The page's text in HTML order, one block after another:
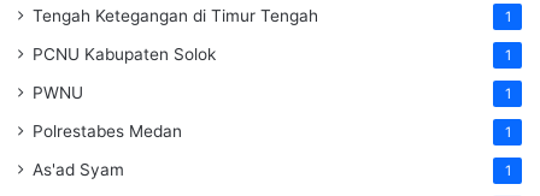
Tengah Ketegangan di Timur Tengah 1
PCNU Kabupaten Solok 1
PWNU 1
Polrestabes Medan 1
As'ad Syam 1